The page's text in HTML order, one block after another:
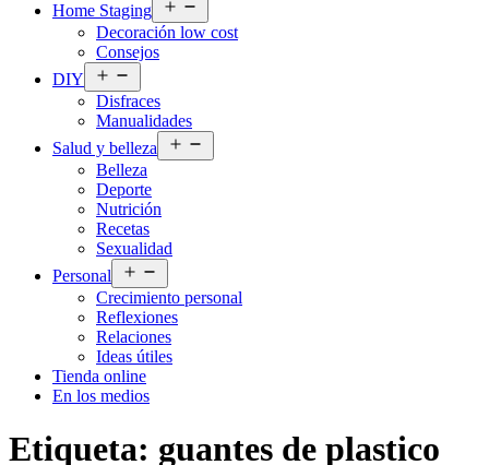
Home Staging
el
menú
Decoración low cost
Consejos
DIY
el
menú
Disfraces
Manualidades
Salud y belleza
el
Belleza
Deporte
Nutrición
Recetas
Sexualidad
Personal
el
menú
Crecimiento personal
Reflexiones
Relaciones
Ideas útiles
Tienda online
En los medios
Etiqueta: guantes de plastico